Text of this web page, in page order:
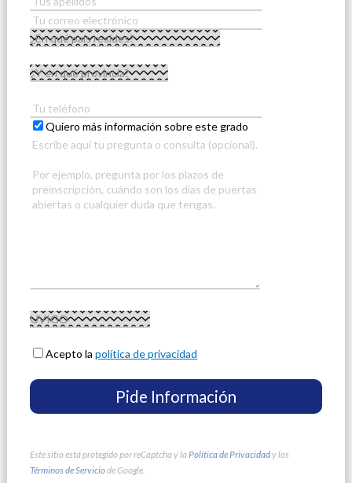
Quiero más información sobre este grado
Acepto lapolítica de privacidad
Este sitio está protegido por reCaptcha y la Política de Privacidady los
Términos de Serviciode Google.